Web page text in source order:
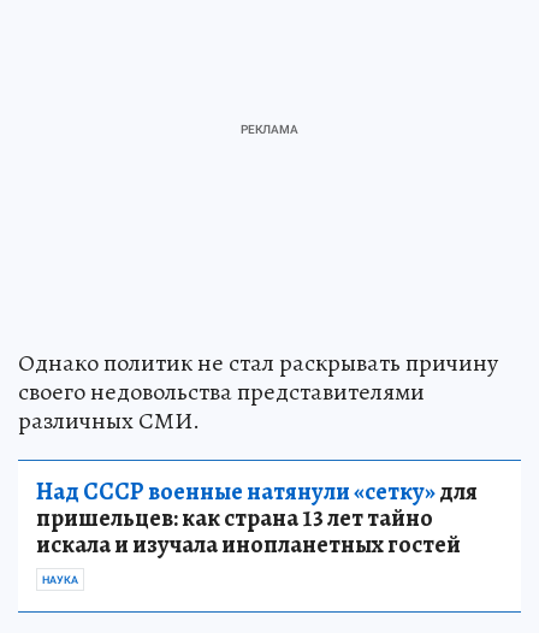
Однако политик не стал раскрывать причину
своего недовольства представителями
различных СМИ.
Над СССР военные натянули «сетку»для
пришельцев: как страна 13 лет тайно
искала и изучала инопланетных гостей
НАУКА